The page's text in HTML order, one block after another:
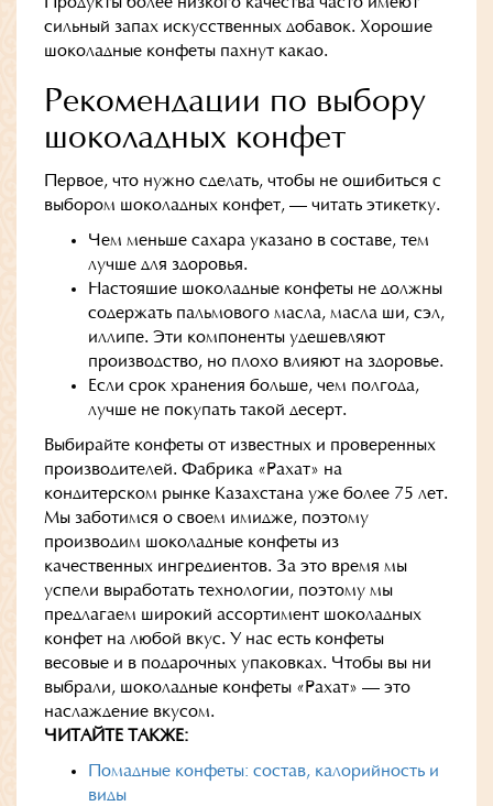
сильный запах искусственных добавок. Хорошие
шоколадные конфеты пахнут какао.
Рекомендации по выбору
шоколадных конфет
Первое, что нужно сделать, чтобы не ошибиться с
выбором шоколадных конфет, — читать этикетку.
Чем меньше сахара указано в составе, тем
лучше для здоровья.
Настоящие шоколадные конфеты не должны
содержать пальмового масла, масла ши, сэл,
иллипе. Эти компоненты удешевляют
производство, но плохо влияют на здоровье.
Если срок хранения больше, чем полгода,
лучше не покупать такой десерт.
Выбирайте конфеты от известных и проверенных
производителей. Фабрика «Рахат» на
кондитерском рынке Казахстана уже более 75 лет.
Мы заботимся о своем имидже, поэтому
производим шоколадные конфеты из
качественных ингредиентов. За это время мы
успели выработать технологии, поэтому мы
предлагаем широкий ассортимент шоколадных
конфет на любой вкус. У нас есть конфеты
весовые и в подарочных упаковках. Чтобы вы ни
выбрали, шоколадные конфеты «Рахат» — это
наслаждение вкусом.
ЧИТАЙТЕ ТАКЖЕ:
Помадные конфеты: состав, калорийность и
виды